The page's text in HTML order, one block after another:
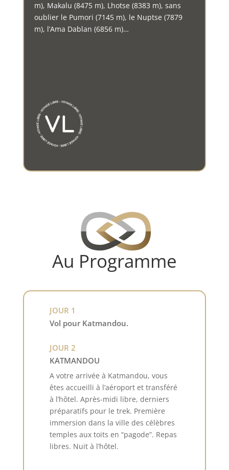
m), Makalu (8475 m), Lhotse (8383 m), sans
oublier le Pumori (7145 m), le Nuptse (7879
m), l’Ama Dablan (6856 m)…
Au Programme
JOUR 1
Vol pour Katmandou.
JOUR 2
KATMANDOU
A votre arrivée à Katmandou, vous
êtes accueilli à l’aéroport et transféré
à l’hôtel. Après-midi libre, derniers
préparatifs pour le trek. Première
immersion dans la ville des célèbres
temples aux toits en “pagode”. Repas
libres. Nuit à l’hôtel.